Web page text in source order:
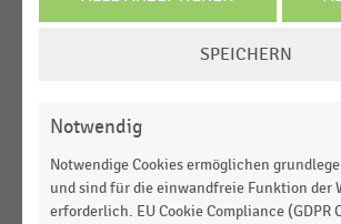
Ergebnisse fürLZ/EHI-Studie Cash
Lebensmittelhandel
Supermärkte
Deutschland
D-A-CH-Region
FILTER ZURÜCKSETZEN
SPEICHERN
Notwendig
Notwendige Cookies ermöglichen
und sind für die einwandfreie Funktion der
erforderlich. EU Cookie Compliance (GDPR